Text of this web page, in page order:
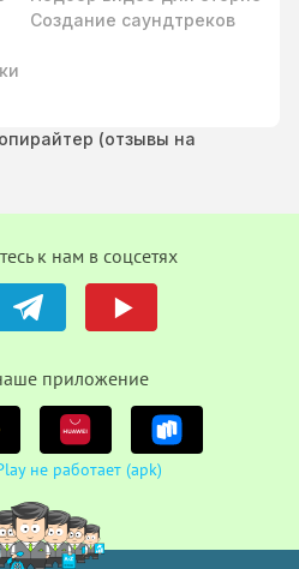
Создание саундтреков
(отзывы на
к нам в соцсетях
приложение
не работает (apk)